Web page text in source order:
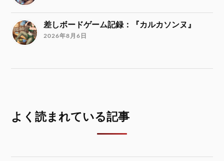
差しボードゲーム記録：『カルカソンヌ』
2026年8月6日
よく読まれている記事